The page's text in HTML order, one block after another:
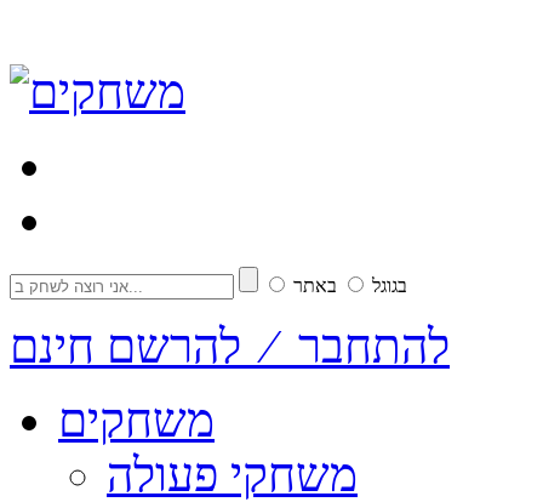
בגוגל באתר
להתחבר ⁄ להרשם חינם
משחקים
משחקי פעולה